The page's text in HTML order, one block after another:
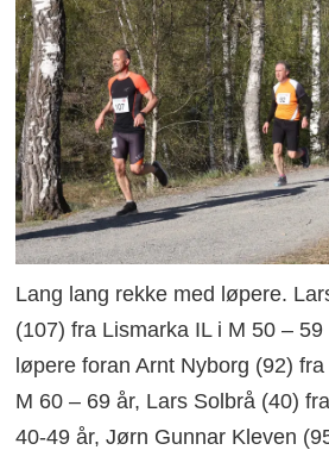
Lang lang rekke med løpere.
(107) fra Lismarka IL i M 50 –
løpere foran Arnt Nyborg (92)
M 60 – 69 år, Lars Solbrå (40)
40-49 år, Jørn Gunnar Kleven